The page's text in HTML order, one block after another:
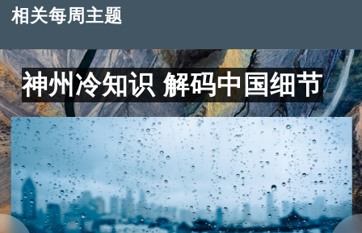
相关每周主题
神州冷知识 解码中国细节